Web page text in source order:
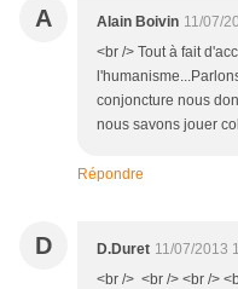
A Alain Boivin 11/07/
<br /> Tout à fait
conjoncture nous
nous savons jouer
Répondre
D D.Duret 11/07/2013
<br /> <br /> <br />